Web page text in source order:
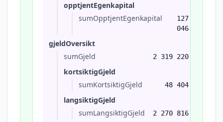
opptjentEgenkapital
sumOpptjentEgenkapital
127
046
gjeldOversikt
sumGjeld
2 319 220
kortsiktigGjeld
sumKortsiktigGjeld
48 404
langsiktigGjeld
sumLangsiktigGjeld
2 270 816